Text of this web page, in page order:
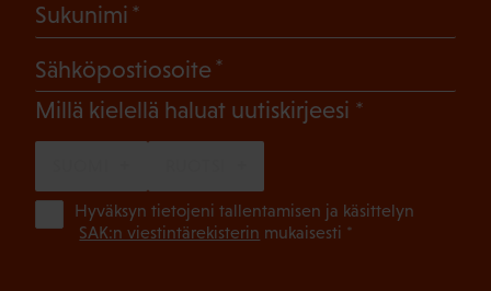
Sukunimi
Sähköpostiosoite
Millä kielellä haluat uutiskirjeesi (Pakollinen)
Hyväksyn tietojeni tallentamisen ja käsittelyn
SAK:n viestintärekisterin mukaisesti *